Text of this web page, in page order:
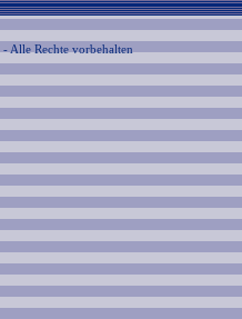
- Alle Rechte vorbehalten